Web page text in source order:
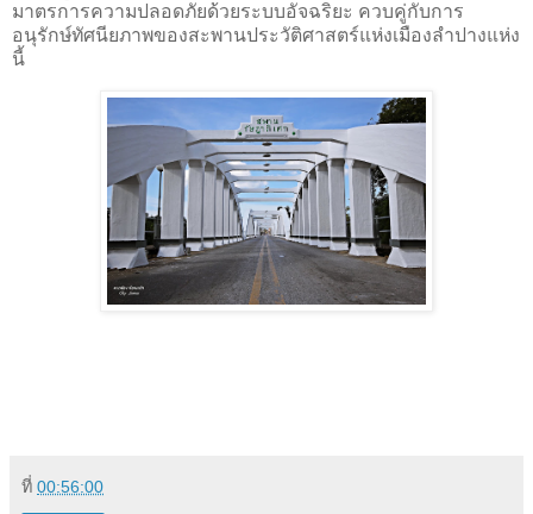
มาตรการความปลอดภัยด้วยระบบอัจฉริยะ ควบคู่กับการ
อนุรักษ์ทัศนียภาพของสะพานประวัติศาสตร์แห่งเมืองลำปางแห่ง
นี้
ที่ 00:56:00